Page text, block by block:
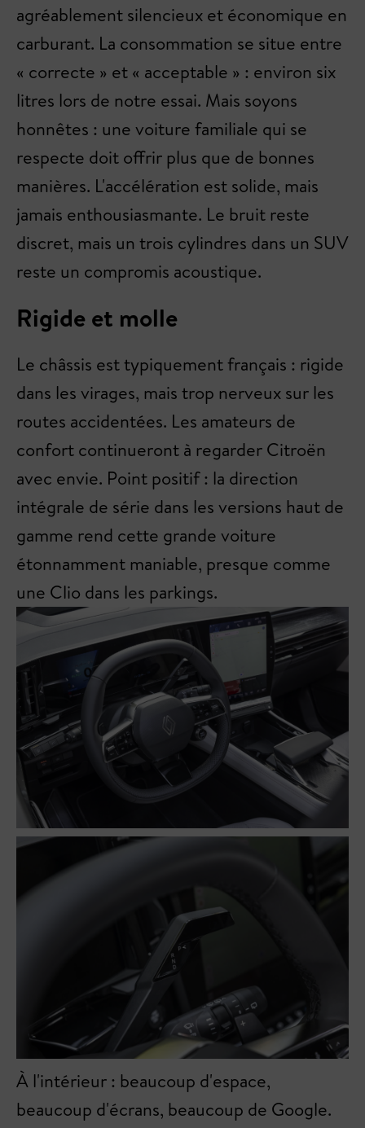
agréablement silencieux et économique en
carburant. La consommation se situe entre
« correcte » et « acceptable » : environ six
litres lors de notre essai. Mais soyons
honnêtes : une voiture familiale qui se
respecte doit offrir plus que de bonnes
manières. L'accélération est solide, mais
jamais enthousiasmante. Le bruit reste
discret, mais un trois cylindres dans un SUV
reste un compromis acoustique.
Rigide et molle
Le châssis est typiquement français : rigide
dans les virages, mais trop nerveux sur les
routes accidentées. Les amateurs de
confort continueront à regarder Citroën
avec envie. Point positif : la direction
intégrale de série dans les versions haut de
gamme rend cette grande voiture
étonnamment maniable, presque comme
une Clio dans les parkings.
À l'intérieur : beaucoup d'espace,
beaucoup d'écrans, beaucoup de Google.